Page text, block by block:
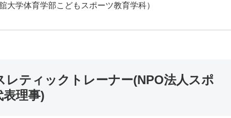
学体育学部こどもスポーツ教育学科）
ティックトレーナー(NPO法人スポ
理事)